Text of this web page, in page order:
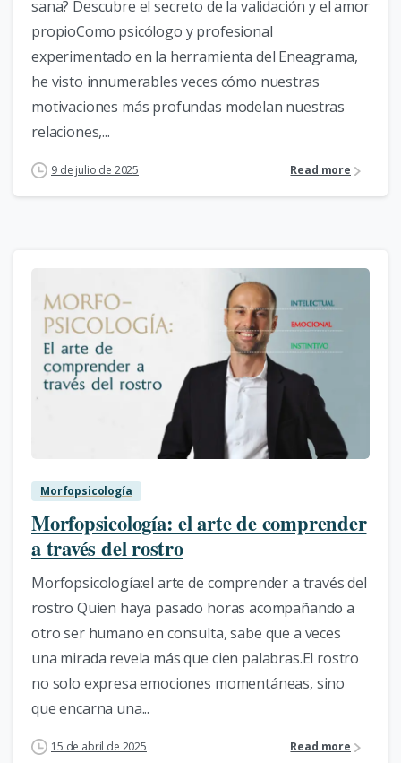
sana? Descubre el secreto de la validación y el amor
propioComo psicólogo y profesional
experimentado en la herramienta del Eneagrama,
he visto innumerables veces cómo nuestras
motivaciones más profundas modelan nuestras
relaciones,...
9 de julio de 2025 Read more
0
Morfopsicología
Morfopsicología: el arte de comprender
a través del rostro
Morfopsicología:el arte de comprender a través del
rostro Quien haya pasado horas acompañando a
otro ser humano en consulta, sabe que a veces
una mirada revela más que cien palabras.El rostro
no solo expresa emociones momentáneas, sino
que encarna una...
15 de abril de 2025 Read more